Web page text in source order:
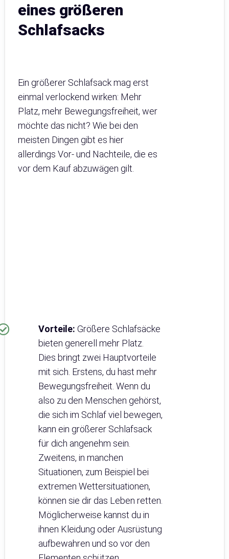
eines größeren
Schlafsacks
Ein größerer Schlafsack mag erst
einmal verlockend wirken: Mehr
Platz, mehr Bewegungsfreiheit, wer
möchte das nicht? Wie bei den
meisten Dingen gibt es hier
allerdings Vor- und Nachteile, die es
vor dem Kauf abzuwägen gilt.
Vorteile: Größere Schlafsäcke
bieten generell mehr Platz.
Dies bringt zwei Hauptvorteile
mit sich. Erstens, du hast mehr
Bewegungsfreiheit. Wenn du
also zu den Menschen gehörst,
die sich im Schlaf viel bewegen,
kann ein größerer Schlafsack
für dich angenehm sein.
Zweitens, in manchen
Situationen, zum Beispiel bei
extremen Wettersituationen,
können sie dir das Leben retten.
Möglicherweise kannst du in
ihnen Kleidung oder Ausrüstung
aufbewahren und so vor den